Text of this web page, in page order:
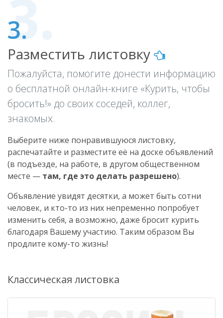
3.
Разместить листовку
Пожалуйста, помогите донести информацию
о бесплатной онлайн-книге «Курить, чтобы
бросить!» до своих соседей, коллег,
знакомых.
Выберите ниже понравившуюся листовку,
распечатайте и разместите её на доске объявлений
(в подъезде, на работе, в другом общественном
месте — там, где это делать разрешено).
Объявление увидят десятки, а может быть сотни
человек, и кто-то из них непременно попробует
изменить себя, а возможно, даже бросит курить
благодаря Вашему участию. Таким образом Вы
продлите кому-то жизнь!
Классическая листовка